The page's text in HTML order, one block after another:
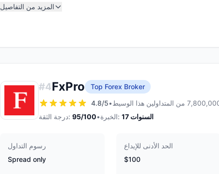
المزيد من التفاصيل
#4FxPro
Top Forex Broker
4.8/5•
درجة الثقة: 95/100• الخبرة: 17 السنوات
رسوم التداول
Spread only
الحد الأدنى للإيداع
$100